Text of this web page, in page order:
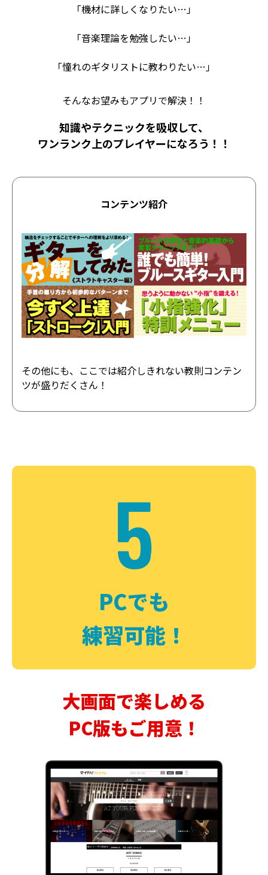
「機材に詳しくなりたい…」
「音楽理論を勉強したい…」
「憧れのギタリストに教わりたい…」
そんなお望みもアプリで解決！！
知識やテクニックを吸収して、
ワンランク上のプレイヤーになろう！！
コンテンツ紹介
その他にも、ここでは紹介しきれない教則コンテン
ツが盛りだくさん！
5
PCでも
練習可能！
大画面で楽しめる
PC版もご用意！